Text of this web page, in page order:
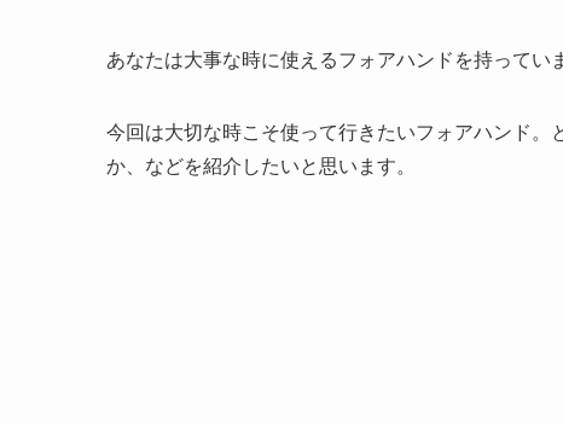
あなたは大事な時に使えるフォアハンドを持ってい
今回は大切な時こそ使って行きたいフォアハンド。
か、などを紹介したいと思います。